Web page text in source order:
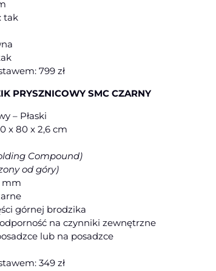
tak
799 zł
PRYSZNICOWY SMC CZARNY
– Płaski
x 80 x 2,6 cm
Compound)
od góry)
mm
górnej brodzika
na czynniki zewnętrzne
lub na posadzce
349 zł